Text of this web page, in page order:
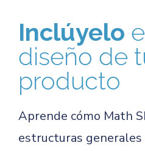
Inclúyelo
diseño de
producto
Aprende cómo Math
estructuras